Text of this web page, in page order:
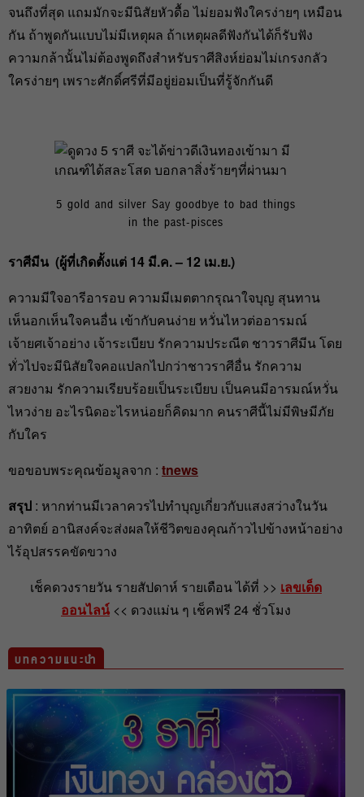
จนถึงที่สุด แถมมักจะมีนิสัยหัวดื้อ ไม่ยอมฟังใครง่ายๆ เหมือน
กัน ถ้าพูดกันแบบไม่มีเหตุผล ถ้าเหตุผลดีฟังกันได้ก็รับฟัง
ความกล้านั้นไม่ต้องพูดถึงสำหรับราศีสิงห์ย่อมไม่เกรงกลัว
ใครง่ายๆ เพราะศักดิ์ศรีที่มีอยู่ย่อมเป็นที่รู้จักกันดี
5 gold and silver Say goodbye to bad things
in the past-pisces
ราศีมีน (ผู้ที่เกิดตั้งแต่ 14 มี.ค. – 12 เม.ย.)
ความมีใจอารีอารอบ ความมีเมตตากรุณาใจบุญ สุนทาน
เห็นอกเห็นใจคนอื่น เข้ากับคนง่าย หวั่นไหวต่ออารมณ์
เจ้ายศเจ้าอย่าง เจ้าระเบียบ รักความประณีต ชาวราศีมีน โดย
ทั่วไปจะมีนิสัยใจคอแปลกไปกว่าชาวราศีอื่น รักความ
สวยงาม รักความเรียบร้อยเป็นระเบียบ เป็นคนมีอารมณ์หวั่น
ไหวง่าย อะไรนิดอะไรหน่อยก็คิดมาก คนราศีนี้ไม่มีพิษมีภัย
กับใคร
ขอขอบพระคุณข้อมูลจาก : tnews
สรุป : หากท่านมีเวลาควรไปทำบุญเกี่ยวกับแสงสว่างในวัน
อาทิตย์ อานิสงค์จะส่งผลให้ชีวิตของคุณก้าวไปข้างหน้าอย่าง
ไร้อุปสรรคขัดขวาง
เช็คดวงรายวัน รายสัปดาห์ รายเดือน ได้ที่ >> เลขเด็ด
ออนไลน์ << ดวงแม่น ๆ เช็คฟรี 24 ชั่วโมง
บทความแนะนำ